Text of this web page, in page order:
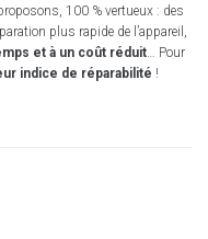
100 % vertueux : des
plus rapide de l’appareil,
et à un coût réduit… Pour
indice de réparabilité !